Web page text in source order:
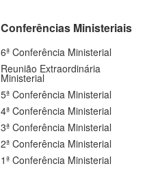
Conferências Ministeriais
6ª Conferência Ministerial
Reunião Extraordinária
Ministerial
5ª Conferência Ministerial
4ª Conferência Ministerial
3ª Conferência Ministerial
2ª Conferência Ministerial
1ª Conferência Ministerial